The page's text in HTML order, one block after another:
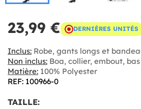
23,99 € DERNIÈRES UNITÉS
Inclus: Robe, gants longs et
Non inclus: Boa, collier, embout,
Matière: 100% Polyester
REF: 100966-0
TAILLE: